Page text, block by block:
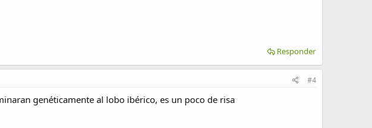
Responder
#4
genéticamente al lobo ibérico, es un poco de risa